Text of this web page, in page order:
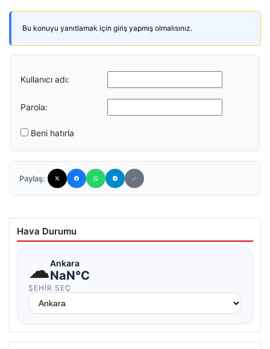
Bu konuyu yanıtlamak için giriş yapmış olmalısınız.
Kullanıcı adı:
Parola:
Beni hatırla
Paylaş:
Hava Durumu
☁Ankara
NaN°C
ŞEHIR SEÇ